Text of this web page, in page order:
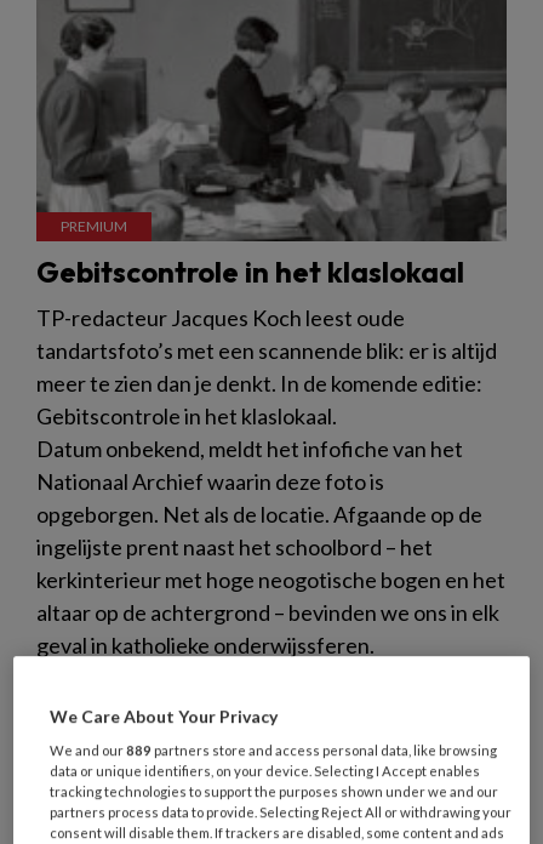
Gebitscontrole in het klaslokaal
TP-redacteur Jacques Koch leest oude
tandartsfoto’s met een scannende blik: er is altijd
meer te zien dan je denkt. In de komende editie:
Gebitscontrole in het klaslokaal.
Datum onbekend, meldt het infofiche van het
Nationaal Archief waarin deze foto is
opgeborgen. Net als de locatie. Afgaande op de
ingelijste prent naast het schoolbord – het
kerkinterieur met hoge neogotische bogen en het
altaar op de achtergrond – bevinden we ons in elk
geval in katholieke onderwijssferen.
4 AUGUSTUS 2026
ACHTERGROND
PARODONTOLOGIE
We Care About Your Privacy
We and our889 partners store and access personal data, like browsing
data or unique identifiers, on your device. Selecting I Accept enables
tracking technologies to support the purposes shown under we and our
partners process data to provide. Selecting Reject All or withdrawing your
consent will disable them. If trackers are disabled, some content and ads